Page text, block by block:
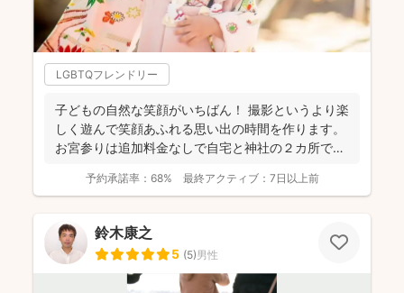
LGBTQフレンドリー
子どもの自然な笑顔がいちばん！ 撮影というより楽
しく遊んで笑顔あふれる思い出の時間を作ります。
お宮参りは追加料金なしで自宅と神社の２カ所で撮
予約承諾率： 68% 最終アクティブ： 7日以上前
鈴木康之
5 (5)男性